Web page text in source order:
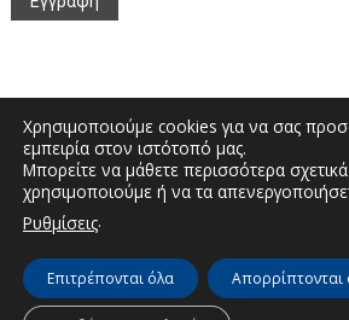
Μεγάλου Αλεξάνδρου και
Τηλέφωνο:
Χρησιμοποιούμε cookies για να σας
εμπειρία στον ιστότοπό μας.
Μπορείτε να μάθετε περισσότερα
χρησιμοποιούμε ή να τα
Ρυθμίσεις.
Επιτρέπονται όλα Απορρίπτονται